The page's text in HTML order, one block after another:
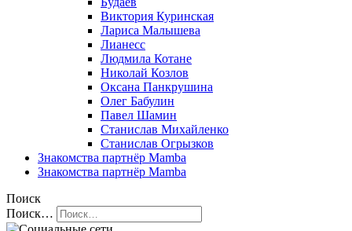
Виктория Куринская
Лариса Малышева
Лианесс
Людмила Котане
Николай Козлов
Оксана Панкрушина
Олег Бабулин
Павел Шамин
Станислав Михайленко
Станислав Огрызков
Знакомства партнёр Mamba
Знакомства партнёр Mamba
Поиск
Поиск…